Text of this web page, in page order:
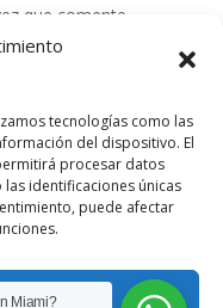
tecnologías como las
del dispositivo. El
procesar datos
identificaciones únicas
puede afectar
que comente.
Miami?